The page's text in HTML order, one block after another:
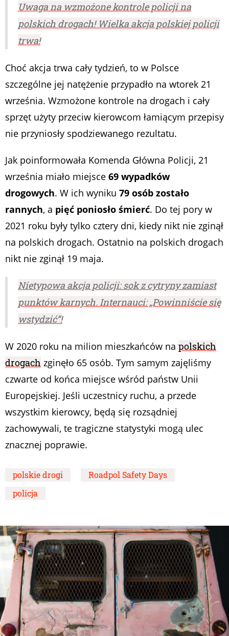
Uwaga na wzmożone kontrole policji na
polskich drogach! Wielka akcja polskiej policji
trwa!
Choć akcja trwa cały tydzień, to w Polsce
szczególne jej natężenie przypadło na wtorek 21
września. Wzmożone kontrole na drogach i cały
sprzęt użyty przeciw kierowcom łamiącym przepisy
nie przyniosły spodziewanego rezultatu.
Jak poinformowała Komenda Główna Policji, 21
września miało miejsce 69 wypadków
drogowych. W ich wyniku 79 osób zostało
rannych, a pięć poniosło śmierć. Do tej pory w
2021 roku były tylko cztery dni, kiedy nikt nie zginął
na polskich drogach. Ostatnio na polskich drogach
nikt nie zginął 19 maja.
Nietypowa akcja policji: sok z cytryny zamiast
punktów karnych. Internauci: „Powinniście się
wstydzić”!
W 2020 roku na milion mieszkańców na polskich
drogach zginęło 65 osób. Tym samym zajęliśmy
czwarte od końca miejsce wśród państw Unii
Europejskiej. Jeśli uczestnicy ruchu, a przede
wszystkim kierowcy, będą się rozsądniej
zachowywali, te tragiczne statystyki mogą ulec
znacznej poprawie.
polskie drogi
Roadpol Safety Days
policja